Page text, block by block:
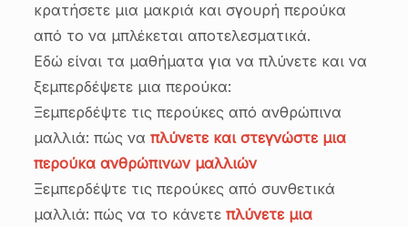
κρατήσετε μια μακριά και σγουρή περούκα
από το να μπλέκεται αποτελεσματικά.
Εδώ είναι τα μαθήματα για να πλύνετε και να
ξεμπερδέψετε μια περούκα:
Ξεμπερδέψτε τις περούκες από ανθρώπινα
μαλλιά: πώς να πλύνετε και στεγνώστε μια
περούκα ανθρώπινων μαλλιών
Ξεμπερδέψτε τις περούκες από συνθετικά
μαλλιά: πώς να το κάνετε πλύνετε μια